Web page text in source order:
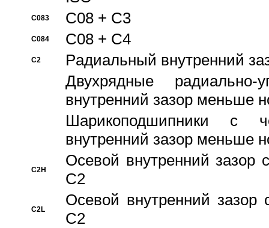
C083 C08 + C3
C084 C08 + C4
C2
Pадиальный внутренний
Двухрядные радиально-
внутренний зазор меньше
Шарикоподшипники с
внутренний зазор меньше
C2H
Осевой внутренний зазор
C2
C2L
Осевой внутренний зазор
C2